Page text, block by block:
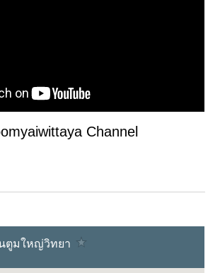
Channel​